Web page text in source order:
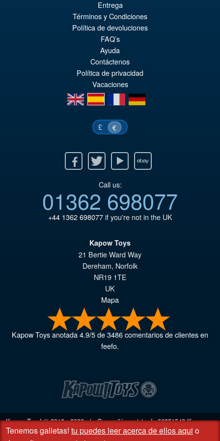
PRE ORDENA
Entrega
Términos y Condiciones
Política de devoluciones
FAQ’s
Ayuda
Contáctenos
Política de privacidad
Vacaciones
en
es fr de
£ €
Twitter Youtube Ebay
Call us:
01362 698077
+44 1362 698077if you're not in the UK
Kapow Toys
21 Bertie Ward Way
Dereham, Norfolk
NR19 1TE
UK
Mapa
Kapow Toysanotada4.9/5de3486comentarios de clientes en
feefo.
Kapow Toys! © 2013 - 2026 | Compañía registrada06851542Kapow
Toys Limited | Oficina registrada DC Business Centre, 10 Charles Wood
Tenemos galletas! tu puedes leer acerca de ellos aqui o